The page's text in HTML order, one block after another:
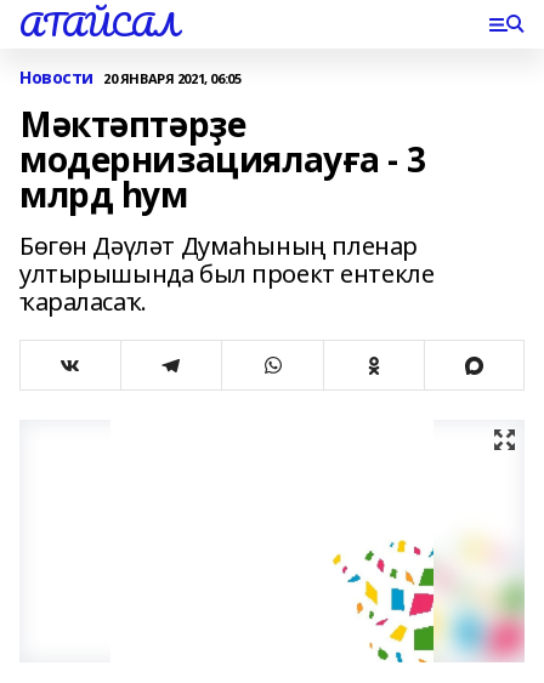
АТАЙСАЛ
Новости 20 ЯНВАРЯ 2021, 06:05
Мәктәптәрҙе
модернизациялауға - 3
млрд һум
Бөгөн Дәүләт Думаһының пленар
ултырышында был проект ентекле
ҡараласаҡ.